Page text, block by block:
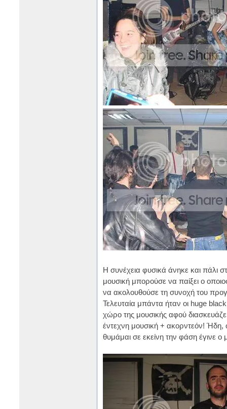
Η συνέχεια φυσικά άνηκε και πάλι
μουσική μπορούσε να παίξει ο
να ακολουθούσε τη συνοχή του
Τελευταία μπάντα ήταν οι huge
χώρο της μουσικής αφού
έντεχνη μουσική + ακορντεόν! Ήδη,
θυμάμαι σε εκείνη την φάση έγινε